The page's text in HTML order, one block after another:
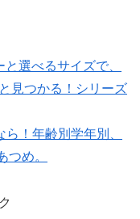
選べるサイズで、
見つかる！シリーズ
！年齢別学年別、
つめ。